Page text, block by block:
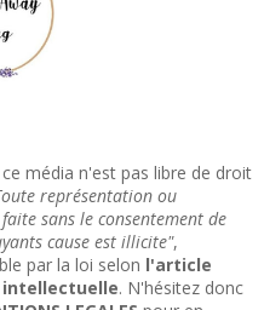
média n'est pas libre de droit
représentation ou
sans le consentement de
cause est illicite",
par la loi selon l'article
intellectuelle. N'hésitez donc